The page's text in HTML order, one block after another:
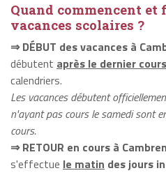
Quand commencent et
vacances scolaires ?
⇒ DÉBUT des vacances à
débutent après le dernier cours
calendriers.
Les vacances débutent
n'ayant pas cours le samedi sont
cours.
⇒ RETOUR en cours à
s'effectue le matin des jours